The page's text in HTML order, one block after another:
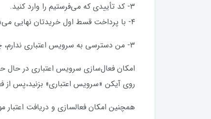
۳- کد تأییدی که می‌فرستیم را وارد کنید.
۴- با پرداخت قسط اول خریدتان نهایی می‌شود.
۳- من دسترسی به سرویس اعتباری ندارم، چطور می‌توانم سرویس اعتباری اسنپ‌پی را فعال کنم؟
امکان فعال‌سازی سرویس اعتباری در حال
روی آیکن «سرویس اعتباری» بزنید،پس
همچنین امکان فعالسازی و دریافت اعتبار